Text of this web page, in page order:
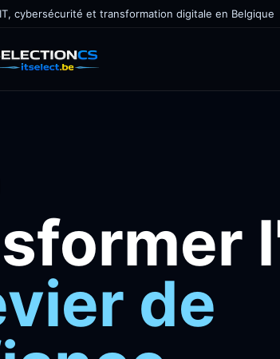
cybersécurité et transformation digitale en Belgique
de